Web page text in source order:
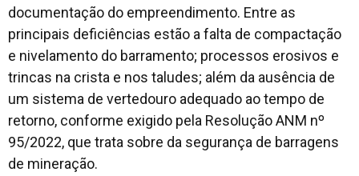
documentação do empreendimento. Entre as
principais deficiências estão a falta de compactação
e nivelamento do barramento; processos erosivos e
trincas na crista e nos taludes; além da ausência de
um sistema de vertedouro adequado ao tempo de
retorno, conforme exigido pela Resolução ANM nº
95/2022, que trata sobre da segurança de barragens
de mineração.